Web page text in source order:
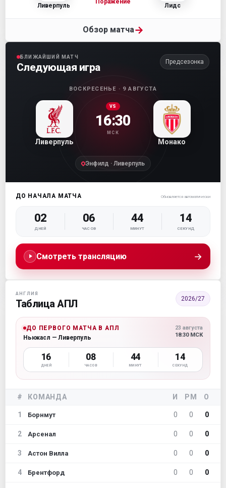
Ливерпуль
Поражение
Лидс
Обзор матча→
БЛИЖАЙШИЙ МАТЧ
Следующая игра Предсезонка
ВОСКРЕСЕНЬЕ · 9 АВГУСТА
Ливерпуль
VS
16:30
МСК
Монако
Энфилд · Ливерпуль
ДО НАЧАЛА МАТЧА Обновляется автоматически
02
ДНЕЙ
06
ЧАСОВ
44
МИНУТ
14
СЕКУНД
Смотреть трансляцию →
АНГЛИЯ
Таблица АПЛ 2026/27
ДО ПЕРВОГО МАТЧА В АПЛ
Ньюкасл — Ливерпуль
23 августа
18:30 МСК
16
ДНЕЙ
08
ЧАСОВ
44
МИНУТ
14
СЕКУНД
# КОМАНДА И РМ О
1 Борнмут 0 0 0
2 Арсенал 0 0 0
3 Астон Вилла 0 0 0
4 Брентфорд 0 0 0